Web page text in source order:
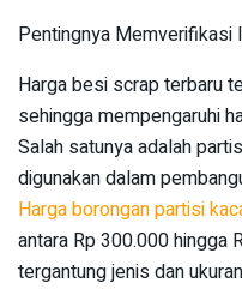
Pentingnya Memverifikasi
Harga besi scrap terbaru
sehingga mempengaruhi
Salah satunya adalah
digunakan dalam
Harga borongan partisi
antara Rp 300.000 hingga
tergantung jenis dan